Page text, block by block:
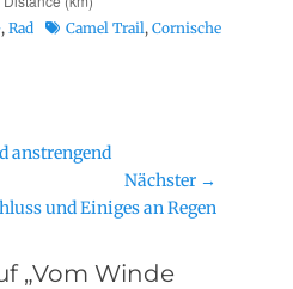
, Rad Schlagworte
Camel Trail, Cornische
anstrengend
Nächster →
und Einiges an Regen
„Vom Winde